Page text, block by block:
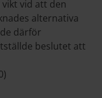
vikt vid att den
alternativa
därför
beslutet att